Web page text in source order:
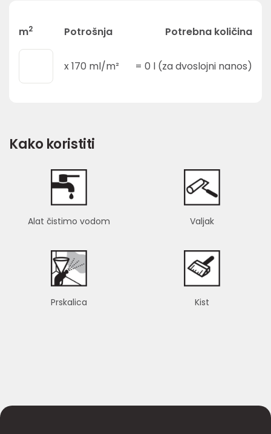
m2 Potrošnja Potrebna količina
x170 ml/m² = 0 l (za dvoslojni nanos)
Kako koristiti
Alat čistimo vodom Valjak
Prskalica Kist